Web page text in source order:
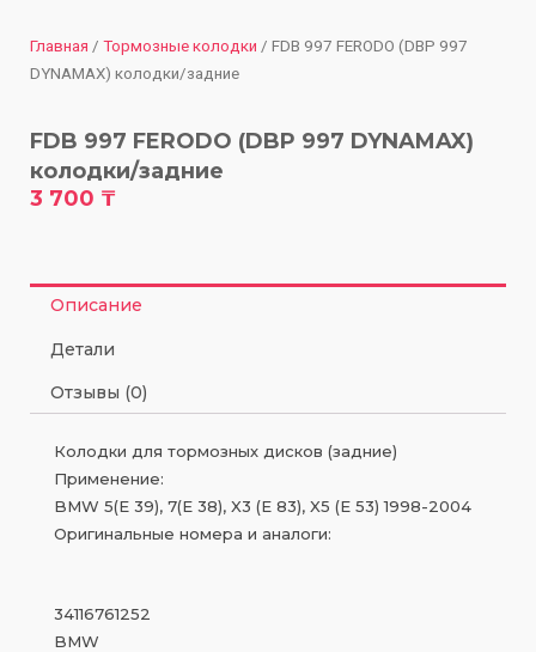
Главная / Тормозные колодки / FDB 997 FERODO (DBP 997
DYNAMAX) колодки/задние
FDB 997 FERODO (DBP 997 DYNAMAX)
колодки/задние
3 700 ₸
Описание
Детали
Отзывы (0)
Колодки для тормозных дисков (задние)
Применение:
BMW 5(E 39), 7(E 38), X3 (E 83), X5 (E 53) 1998-2004
Оригинальные номера и аналоги:
34116761252
BMW